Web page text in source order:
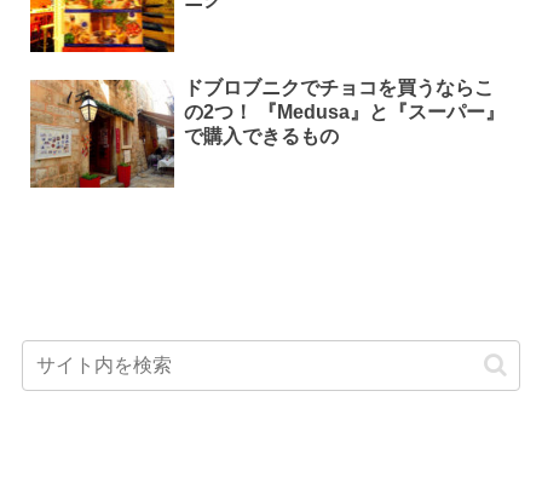
ドブロブニクでチョコを買うならこ
の2つ！ 『Medusa』と『スーパー』
で購入できるもの